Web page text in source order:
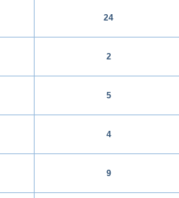
24
2
5
4
9